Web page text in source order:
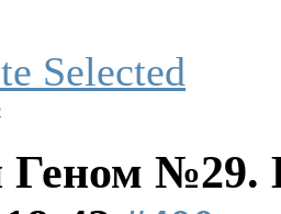
Геном №29.